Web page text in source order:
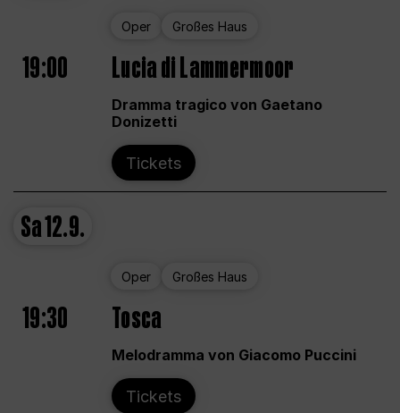
Oper Großes Haus
19:00 Lucia di Lammermoor
Dramma tragico von Gaetano
Donizetti
Tickets
Sa12.9.
Oper Großes Haus
19:30 Tosca
Melodramma von Giacomo Puccini
Tickets